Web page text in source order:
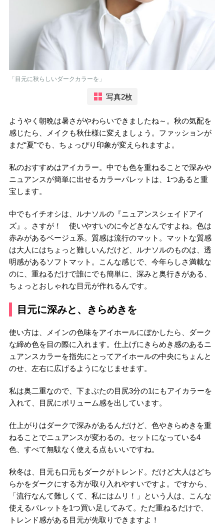
「目元に秋らしいダークカラーを」
写真2枚
ようやく朝晩は暑さがやわらいできましたね～。秋の気配を
感じたら、メイクも秋仕様に変えましょう。ファッションが
まだ“夏”でも、ちょっぴり印象が変えられますよ。
私のおすすめはアイカラー。中でも色を重ねることで深みや
ニュアンスが簡単に出せるカラーパレットは、1つあると重
宝します。
中でもイチオシは、ルナソルの『ニュアンスシェイドアイ
ズ』。さすが！ 使いやすいのに今どきなんですよね。色は
赤みがあるベージュ系。質感は流行のマット。マットな質感
は大人にはちょっと難しいんだけど、ルナソルのものは、透
明感があるソフトマット。こんな感じで、今年らしさ満載な
のに、重ねるだけで誰にでも簡単に、深みと奥行きがある、
ちょっとおしゃれな目元が作れるんです。
目元に深みと、きらめきを
使い方は、メインの色味をアイホールにぼかしたら、ダーク
な締め色を目の際に入れます。仕上げにきらめき感のあるニ
ュアンスカラーを指先にとってアイホールの中央にちょんと
のせ、左右に広げるようになじませます。
私は奥二重なので、下まぶたの目尻3分の1にもアイカラーを
入れて、目尻にボリューム感を出しています。
仕上がりはダークで深みがあるんだけど、色やきらめきを重
ねることでニュアンスが変わるの。セットになっている4
色、すべて無駄なく使える点もいいですね。
秋冬は、目元も口元もダークがトレンド。だけど大人はどち
らかをダークにする方が取り入れやすいですよ。ですから、
「流行なんて難しくて、私にはムリ！」という人は、こんな
使えるパレットを1つ買い足してみて。ただ重ねるだけで、
トレンド感がある目元が先取りできますよ！